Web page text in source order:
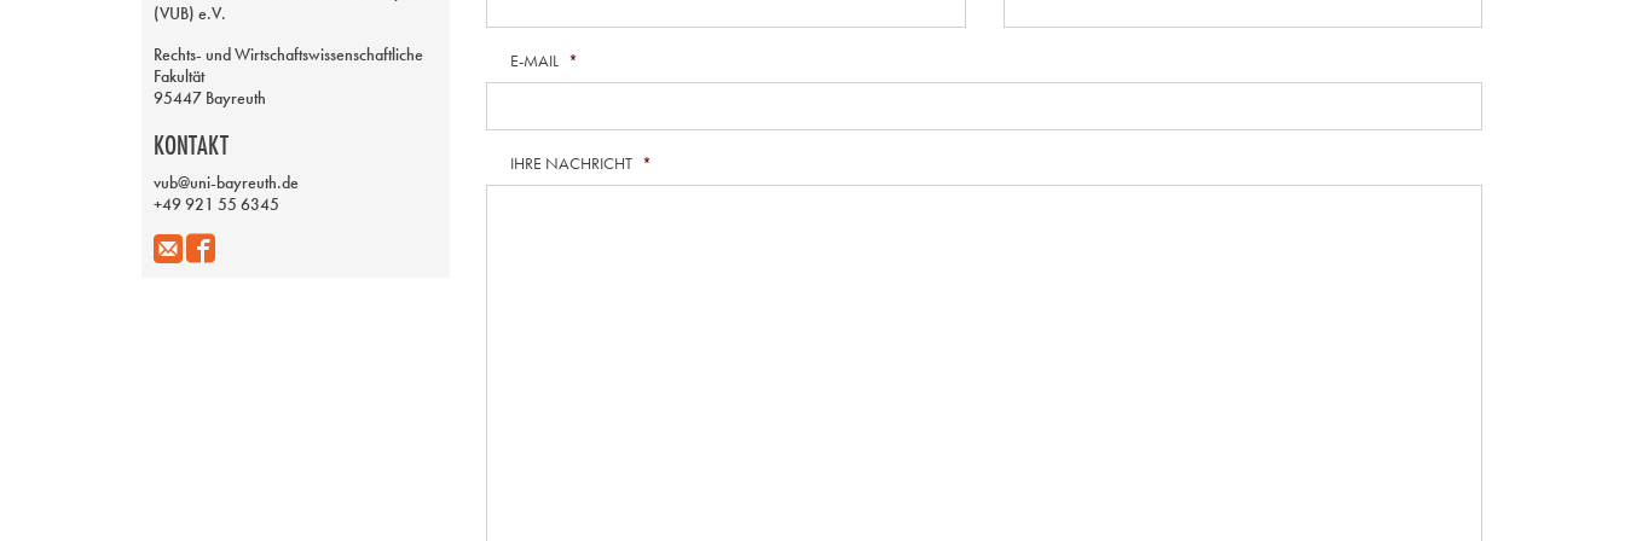
(VUB) e.V.
Rechts- und Wirtschaftswissenschaftliche
Fakultät
95447 Bayreuth
KONTAKT
vub@uni-bayreuth.de
+49 921 55 6345
E-MAIL *
IHRE NACHRICHT *